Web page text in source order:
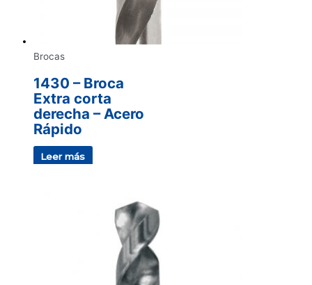
Brocas
1430 – Broca
Extra corta
derecha – Acero
Rápido
Leer más